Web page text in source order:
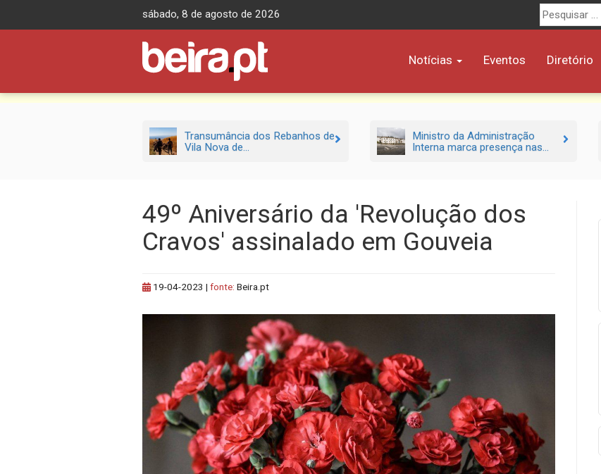
sábado, 8 de agosto de 2026
Procurar
por:
Notícias Eventos Diretório
Transumância dos Rebanhos de
Vila Nova de...
Ministro da Administração
Interna marca presença nas...
49º Aniversário da 'Revolução dos
Cravos' assinalado em Gouveia
19-04-2023 | fonte: Beira.pt